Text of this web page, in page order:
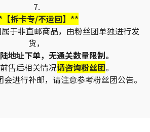
7.
拆卡专/不运回】**
于非直邮商品，由粉丝团单独进行发
货，
地址下单，无通关数量限制。
售后相关情况请咨询粉丝团。
进行补邮，请注意参考粉丝团公告。